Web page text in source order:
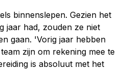
binnenslepen. Gezien het
jaar had, zouden ze niet
gaan. 'Vorig jaar hebben
zijn om rekening mee te
is absoluut met het